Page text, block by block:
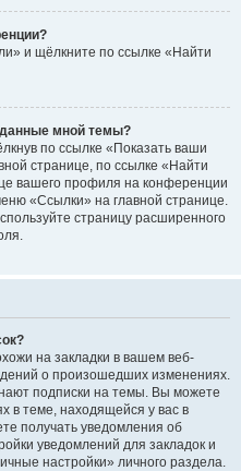
и щёлкните по ссылке «Найти
мной темы?
по ссылке «Показать ваши
странице, по ссылке «Найти
вашего профиля на конференции
«Ссылки» на главной странице.
страницу расширенного
на закладки в вашем веб-
о произошедших изменениях.
подписки на темы. Вы можете
в теме, находящейся у вас в
получать уведомления об
уведомлений для закладок и
настройки» личного раздела.